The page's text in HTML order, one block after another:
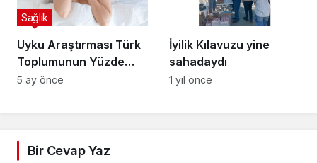
Uyku Araştırması Türk
Toplumunun Yüzde
93’ü İyi Uyumuyor
Sağlık
5 ay önce
İyilik Kılavuzu yine
sahadaydı
1 yıl önce
Bir Cevap Yaz